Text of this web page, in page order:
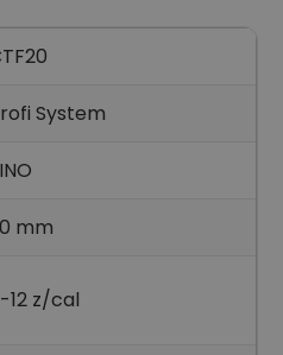
System
mm
12 z/cal